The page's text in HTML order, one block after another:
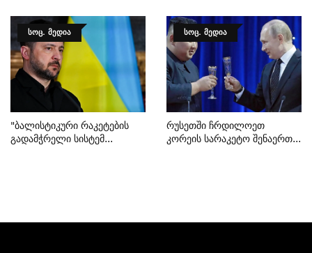
ᲡᲝᲪ. ᲛᲔᲓᲘᲐ
"ბალისტიკური Რაკეტების
Გადამჭრელი Სისტემ...
ᲡᲝᲪ. ᲛᲔᲓᲘᲐ
Რუსეთში Ჩრდილოეთ
Კორეის Სარაკეტო Შენაერთ...